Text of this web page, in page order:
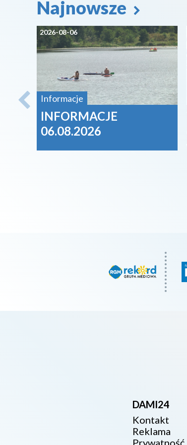
Najnowsze
2026-08-06
Informacje
INFORMACJE
06.08.2026
DAMI24
Kontakt
Reklama
Prywatność